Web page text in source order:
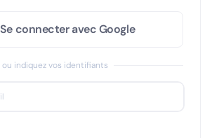
Se connecter avec Google
ou indiquez vos identifiants